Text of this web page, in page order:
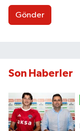
Gönder
Son Haberler